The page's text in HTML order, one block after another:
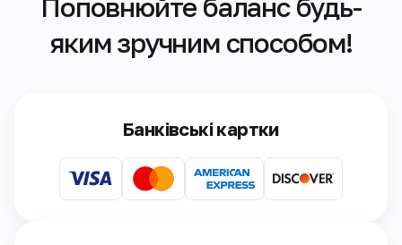
Поповнюйте баланс будь-
яким зручним способом!
Банківські картки